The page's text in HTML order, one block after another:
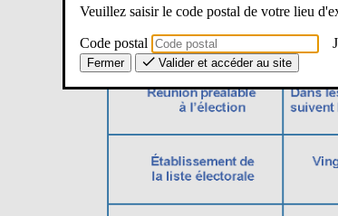
Veuillez saisir le code postal de votre lieu
Code postal
Fermer Valider et accéder au site